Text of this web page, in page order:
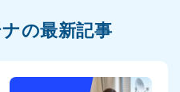
の最新記事